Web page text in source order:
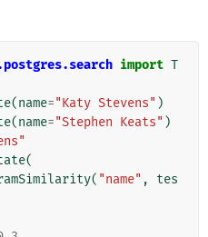
import T
(name="Katy Stevens" )
(name="Stephen Keats" )
(
( "name" ,
tes